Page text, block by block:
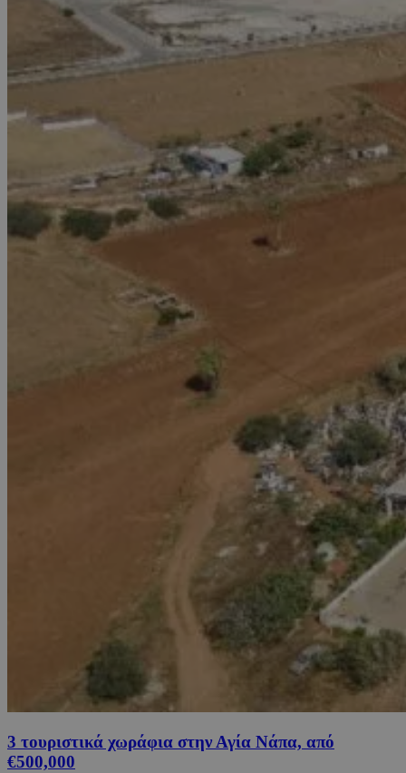
3 τουριστικά χωράφια στην Αγία Νάπα, από
€500,000